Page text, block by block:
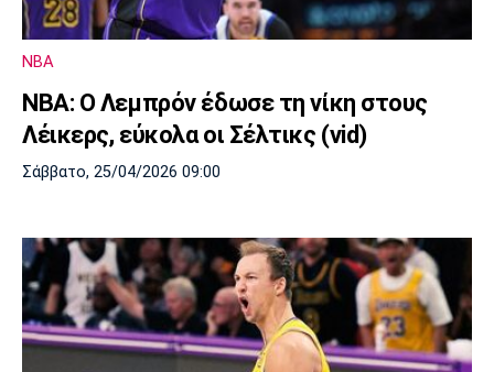
NBA
ΝΒΑ: Ο Λεμπρόν έδωσε τη νίκη στους
Λέικερς, εύκολα οι Σέλτικς (vid)
Σάββατο, 25/04/2026 09:00